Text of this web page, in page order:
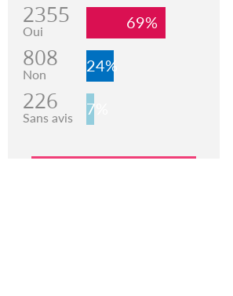
2355
Oui 69%
808
Non 24%
226
Sans avis 7%